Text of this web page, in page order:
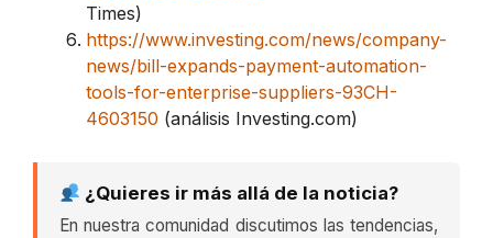
Times)
https://www.investing.com/news/company-
news/bill-expands-payment-automation-
tools-for-enterprise-suppliers-93CH-
4603150 (análisis Investing.com)
¿Quieres ir más allá de la noticia?
En nuestra comunidad discutimos las tendencias,